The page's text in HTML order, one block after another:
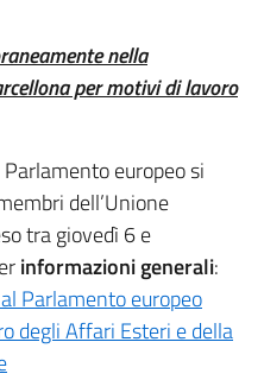
nella
per motivi di lavoro
europeo si
dell’Unione
tra giovedì 6 e
informazioni generali:
Parlamento europeo
degli Affari Esteri e della